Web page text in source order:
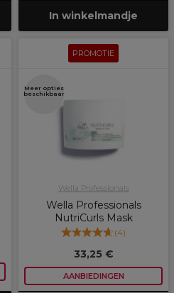
In winkelmandje
PROMOTIE
Meer opties
beschikbaar
Wella Professionals
Wella Professionals
NutriCurls Mask
(4)
33,25 €
AANBIEDINGEN